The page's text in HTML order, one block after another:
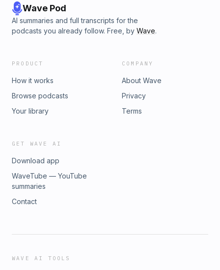
Foundation.Dessutom tar vi oss an ett antal lyssnarfrågor
som handlar om kontakt med Andra sidan och relaterat.God
lyssning önskar Vivi och Camilla&nbsp; Hosted on Acast.
Wave Pod
AI summaries and full transcripts for the
podcasts you already follow. Free, by Wave.
PRODUCT
How it works
Browse podcasts
Your library
COMPANY
About Wave
Privacy
Terms
GET WAVE AI
Download app
WaveTube — YouTube
summaries
Contact
WAVE AI TOOLS